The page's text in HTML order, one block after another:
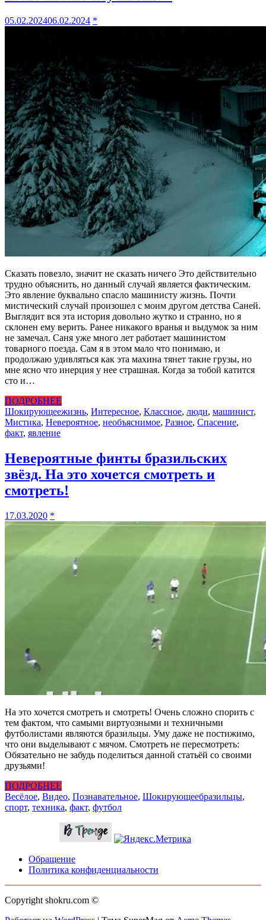
05.02.202406.02.2024 *
Сказать повезло, значит не сказать ничего Это действительно
трудно объяснить, но данный случай является фактическим.
Это явление буквально спасло машинисту жизнь. Почти
мистический случай произошел с моим другом детства Саней.
Выглядит вся эта история довольно жутко и странно, но я
склонен ему верить. Ранее никакого вранья и выдумок за ним
не замечал. Саня уже много лет работает машинистом
товарного поезда. Сам я в этом мало что понимаю, и
продолжаю удивляться как эта махина тянет такие грузы, но
мне ясно что инерция у нее страшная. Когда за тобой катится
сто и…
ПОДРОБНЕЕ
Шокирующеежизнь, Интересное, Классное, люди, машинист,
Мистика, Невероятное, необъяснимое, Разное, Спасение,
факт, явление
Невероятные финты бразильских
звёзд. На это хочется смотреть и
смотреть!
17.03.2020 *
На это хочется смотреть и смотреть! Очень сложно спорить с
тем фактом, что самыми виртуозными и техничными
футболистами являются бразильцы. Уму даже не постижимо,
что они выделывают с мячом. Смотреть не пересмотреть:
Обязательно не забудь поделиться данной статьёй со своими
друзьями!
ПОДРОБНЕЕ
Весёлое, Видео, Познавательное, Шокирующеебразильцы,
спорт, техника, факт, футбол
Обращение
Политика конфиденциальности
Copyright shokru.com ©